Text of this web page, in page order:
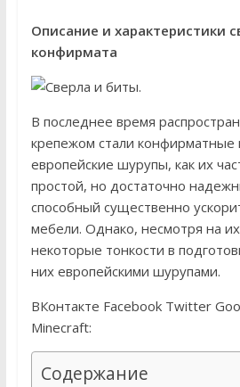
Описание и характеристики
конфирмата
В последнее время
крепежом стали
европейские шурупы, как их
простой, но достаточно
способный существенно
мебели. Однако, несмотря на
некоторые тонкости в
них европейскими шурупами.
ВКонтакте Facebook Twitter
Minecraft:
Содержание